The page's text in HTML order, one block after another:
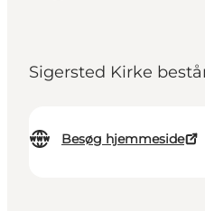
Sigersted Kirke
Besøg hjemmeside